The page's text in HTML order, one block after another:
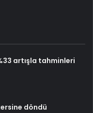
artışla tahminleri
döndü